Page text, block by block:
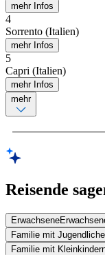
mehr Infos
4
Sorrento (Italien)
mehr Infos
5
Capri (Italien)
mehr Infos
mehr
Reisende
Erwachsene
Familie mit
Familie mit